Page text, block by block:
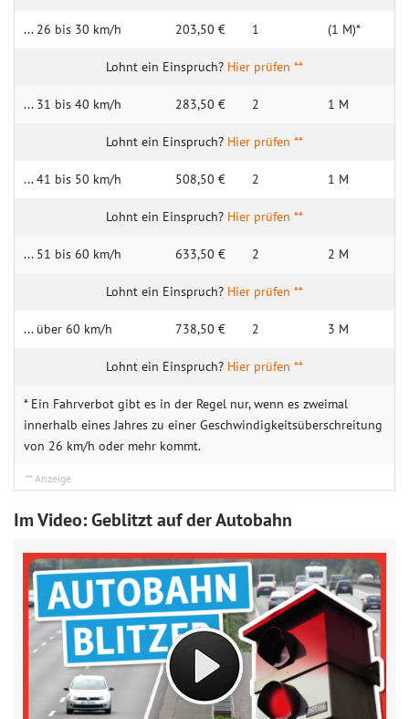
... 26 bis 30 km/h 203,50 € 1 (1 M)*
Hier prüfen **
... 31 bis 40 km/h 283,50 € 2 1 M
Hier prüfen **
... 41 bis 50 km/h 508,50 € 2 1 M
Hier prüfen **
... 51 bis 60 km/h 633,50 € 2 2 M
Hier prüfen **
... über 60 km/h 738,50 € 2 3 M
Hier prüfen **
* Ein Fahrverbot gibt es in der Regel nur, wenn es zweimal
innerhalb eines Jahres zu einer Geschwindigkeitsüberschreitung
von 26 km/h oder mehr kommt.
Im Video: Geblitzt auf der Autobahn